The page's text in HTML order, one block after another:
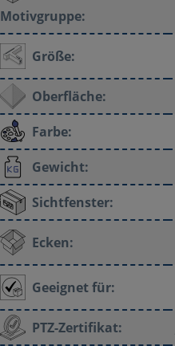
Motivgruppe:
Größe:
Oberfläche:
Farbe:
Gewicht:
Sichtfenster:
Ecken:
Geeignet für:
PTZ-Zertifikat: